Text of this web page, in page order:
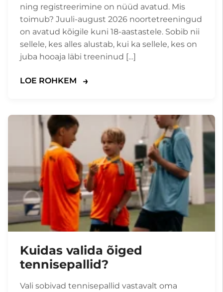
ning registreerimine on nüüd avatud. Mis
toimub? Juuli-august 2026 noortetreeningud
on avatud kõigile kuni 18-aastastele. Sobib nii
sellele, kes alles alustab, kui ka sellele, kes on
juba hooaja läbi treeninud […]
LOE ROHKEM
Kuidas valida õiged
tennisepallid?
Vali sobivad tennisepallid vastavalt oma